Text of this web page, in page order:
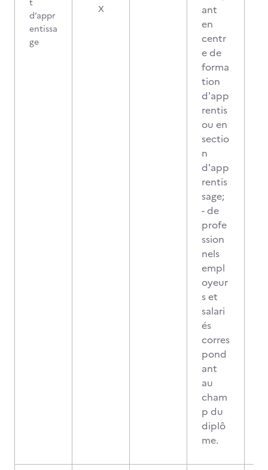
t
d’appr
entissa
ge
X
ant
en
centr
e de
forma
tion
d'app
rentis
ou en
sectio
n
d'app
rentis
sage;
- de
profe
ssion
nels
empl
oyeur
s et
salari
és
corres
pond
ant
au
cham
p du
diplô
me.